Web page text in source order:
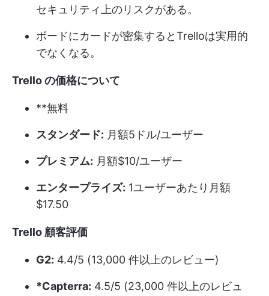
セキュリティ上のリスクがある。
ボードにカードが密集するとTrelloは実用的
でなくなる。
Trello の価格について
**無料
スタンダード: 月額5ドル/ユーザー
プレミアム: 月額$10/ユーザー
エンタープライズ: 1ユーザーあたり月額
$17.50
Trello 顧客評価
G2: 4.4/5 (13,000 件以上のレビュー)
*Capterra: 4.5/5 (23,000 件以上のレビュ